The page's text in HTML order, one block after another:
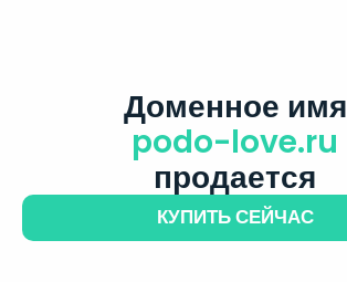
Доменное имя
podo-love.ru
продается
КУПИТЬ СЕЙЧАС